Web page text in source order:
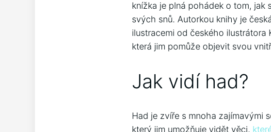
knížka je plná pohádek o tom, jak
svých snů. Autorkou knihy je
ilustracemi od českého ilustrátora
která jim pomůže objevit svou
Jak vidí had?
Had je zvíře s mnoha zajímavými
který jim umožňuje vidět věci,